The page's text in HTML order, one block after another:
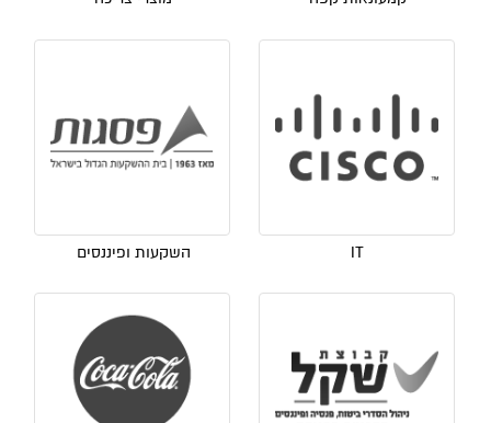
IT השקעות ופיננסים